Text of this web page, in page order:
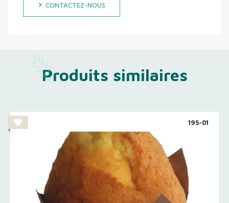
CONTACTEZ-NOUS
Produits similaires
195-01